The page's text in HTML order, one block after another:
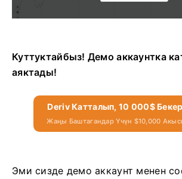
Куттуктайбыз! Демо аккаунтка
аяктады!
Deriv Катталып, 10 000$
Жаңы Баштагандар Үчүн $10,000
Эми сизде демо аккаунт менен